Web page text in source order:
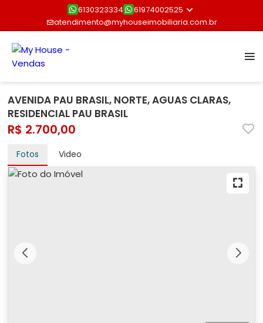
6130323334
61974002525
atendimento@myhouseimobiliaria.com.br
AVENIDA PAU BRASIL, NORTE, AGUAS CLARAS,
RESIDENCIAL PAU BRASIL
R$ 2.700,00
Fotos Video